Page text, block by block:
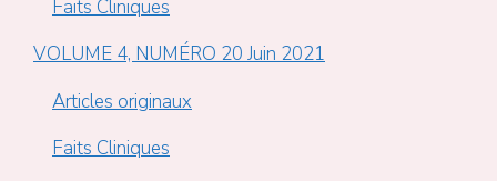
Faits Cliniques
VOLUME 4, NUMÉRO 20 Juin 2021
Articles originaux
Faits Cliniques